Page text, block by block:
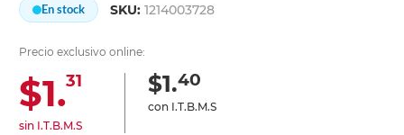
En stock SKU:1214003728
Precio exclusivo online:
$1.31
sin I.T.B.M.S
$1.40
con I.T.B.M.S